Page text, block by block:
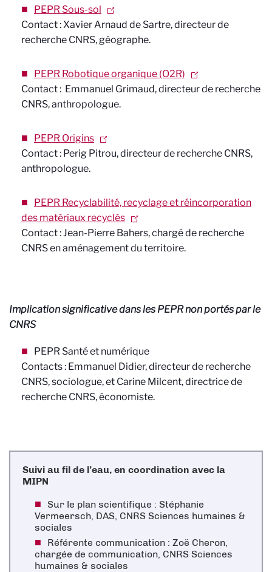
PEPR Sous-sol
Contact : Xavier Arnaud de Sartre, directeur de
recherche CNRS, géographe.
PEPR Robotique organique (O2R)
Contact : Emmanuel Grimaud, directeur de recherche
CNRS, anthropologue.
PEPR Origins
Contact : Perig Pitrou, directeur de recherche CNRS,
anthropologue.
PEPR Recyclabilité, recyclage et réincorporation
des matériaux recyclés
Contact : Jean-Pierre Bahers, chargé de recherche
CNRS en aménagement du territoire.
Implication significative dans les PEPR non portés par le
CNRS
PEPR Santé et numérique
Contacts : Emmanuel Didier, directeur de recherche
CNRS, sociologue, et Carine Milcent, directrice de
recherche CNRS, économiste.
Suivi au fil de l’eau, en coordination avec la
MIPN
Sur le plan scientifique : Stéphanie
Vermeersch, DAS, CNRS Sciences humaines &
sociales
Référente communication : Zoë Cheron,
chargée de communication, CNRS Sciences
humaines & sociales